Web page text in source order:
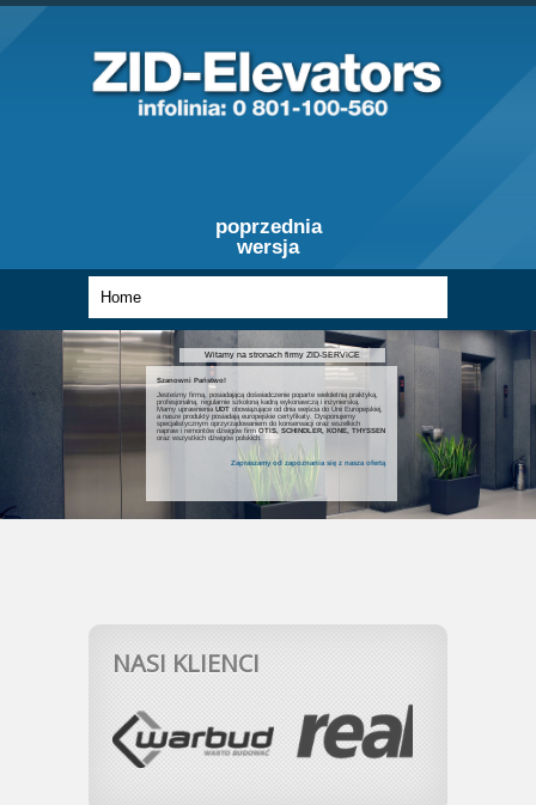
poprzednia
wersja
Witamy na stronach firmy ZID-SERVICE
Szanowni Państwo!
Jesteśmy firmą, posiadającą doświadczenie poparte wieloletnią praktyką,
profesjonalną, regularnie szkoloną kadrą wykonawczą i inżynierską.
Mamy uprawnieniaUDT obowiązujące od dnia wejścia do Unii Europejskiej,
a nasze produkty posiadają europejskie certyfikaty. Dysponujemy
specjalistycznym oprzyrządowaniem do konserwacji oraz wszelkich
napraw i remontów dźwigów firmOTIS, SCHINDLER, KONE, THYSSEN
oraz wszystkich dźwigów polskich.
Zapraszamy od zapoznania się z nasza ofertą
NASI KLIENCI